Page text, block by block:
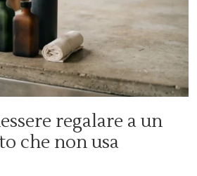
regalare a un
che non usa